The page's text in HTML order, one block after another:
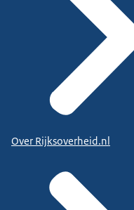
Over Rijksoverheid.nl